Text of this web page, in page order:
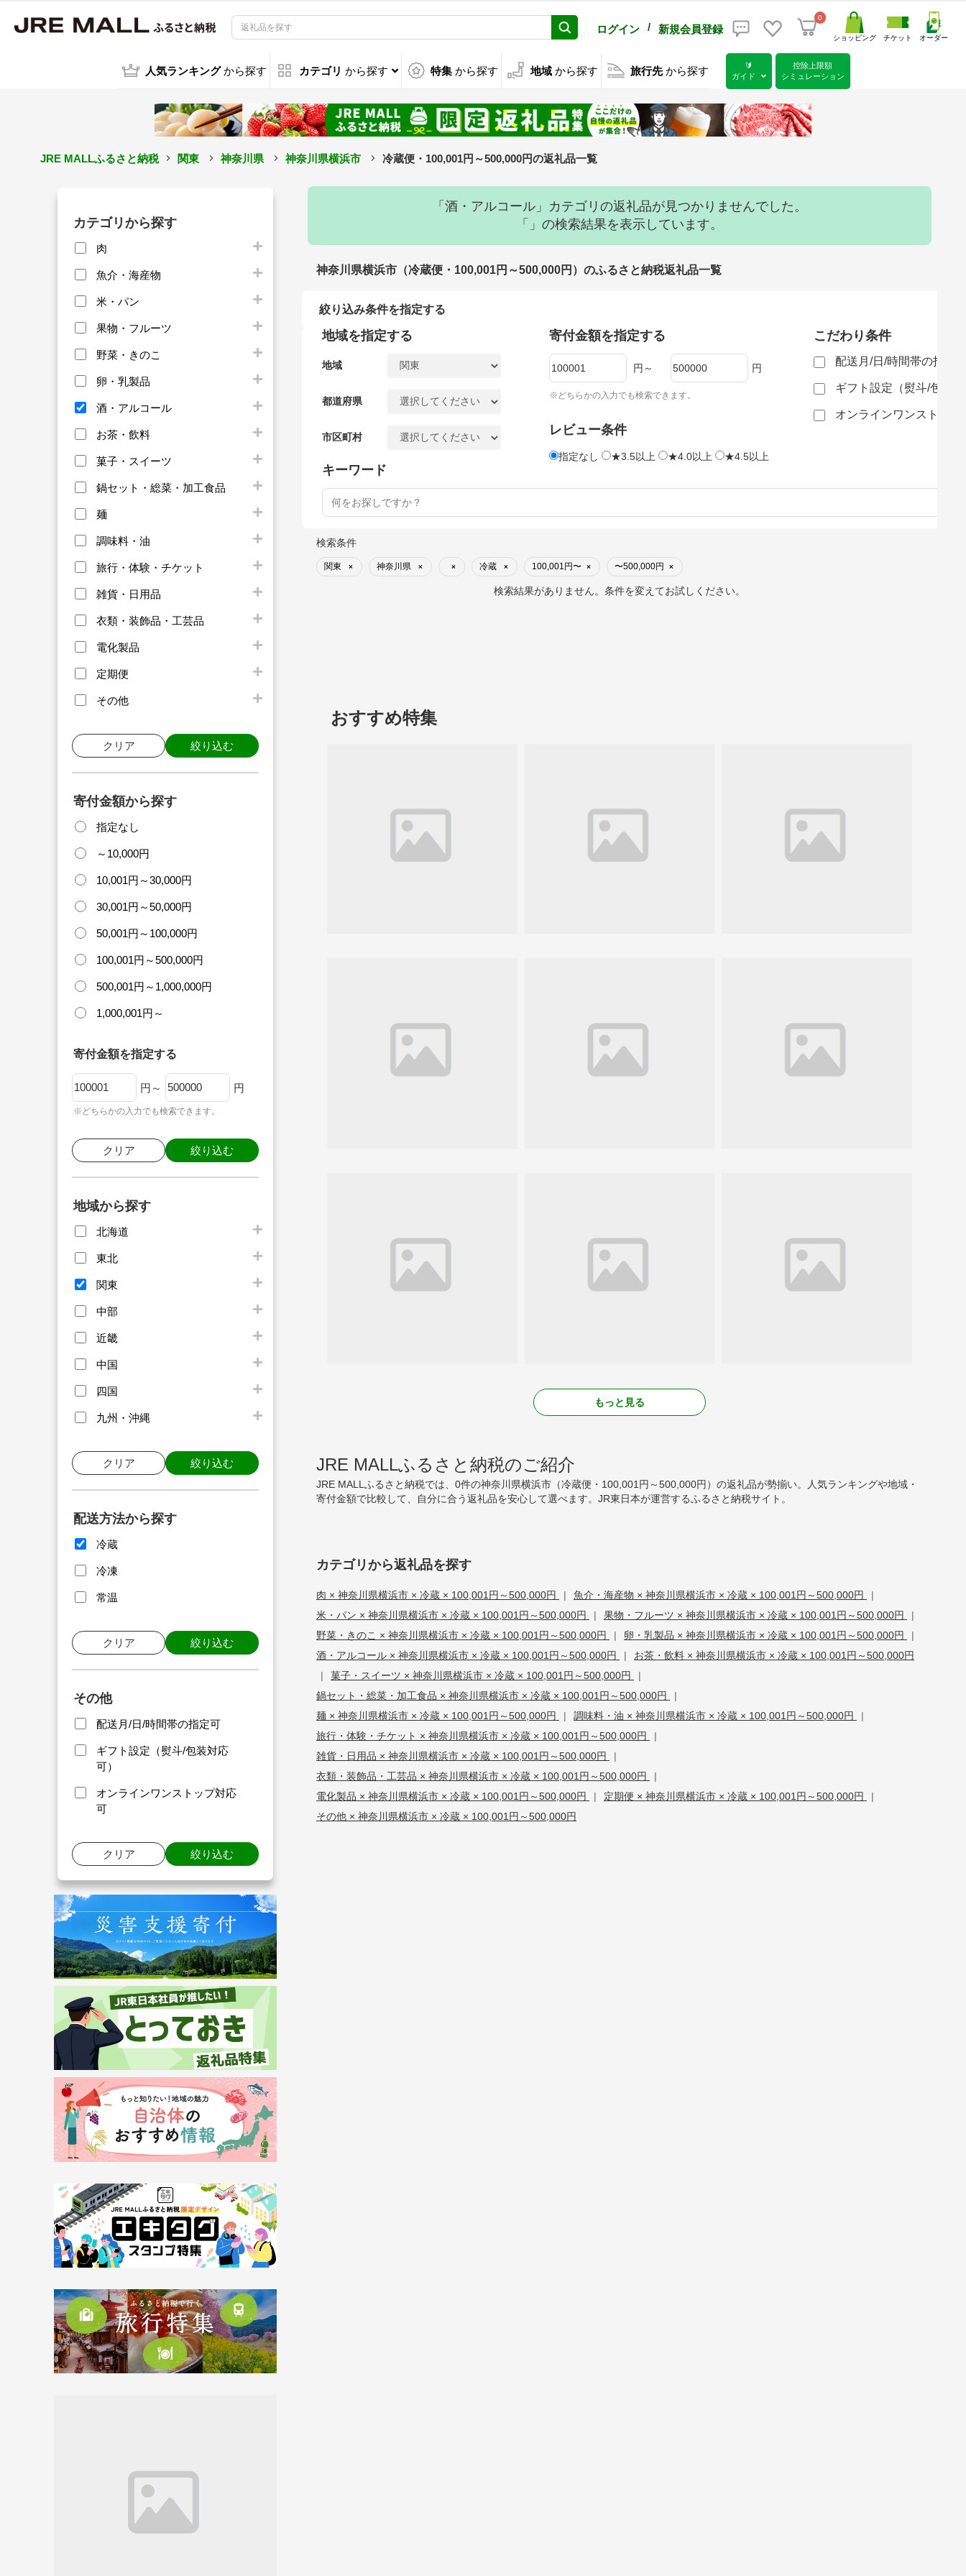
ログイン / 新規会員登録
0
ショッピング チケット オーダー
人気ランキング から探す カテゴリ から探す 特集 から探す 地域 から探す 旅行先 から探す
🔰
ガイド
控除上限額
シミュレーション
JRE MALLふるさと納税 関東 神奈川県 神奈川県横浜市 冷蔵便・100,001円～500,000円の返礼品一覧
カテゴリから探す
肉
魚介・海産物
米・パン
果物・フルーツ
野菜・きのこ
卵・乳製品
酒・アルコール
お茶・飲料
菓子・スイーツ
鍋セット・総菜・加工食品
麺
調味料・油
旅行・体験・チケット
雑貨・日用品
衣類・装飾品・工芸品
電化製品
定期便
その他
クリア 絞り込む
寄付金額から探す
指定なし
～10,000円
10,001円～30,000円
30,001円～50,000円
50,001円～100,000円
100,001円～500,000円
500,001円～1,000,000円
1,000,001円～
寄付金額を指定する
円～ 円
※どちらかの入力でも検索できます。
クリア 絞り込む
地域から探す
北海道
東北
関東
中部
近畿
中国
四国
九州・沖縄
クリア 絞り込む
配送方法から探す
冷蔵
冷凍
常温
クリア 絞り込む
その他
配送月/日/時間帯の指定可
ギフト設定（熨斗/包装対応
可）
オンラインワンストップ対応
可
クリア 絞り込む
「酒・アルコール」カテゴリの返礼品が見つかりませんでした。
「」の検索結果を表示しています。
神奈川県横浜市（冷蔵便・100,001円～500,000円）のふるさと納税返礼品一覧
絞り込み条件を指定する
地域を指定する
地域
都道府県
市区町村
寄付金額を指定する
円～ 円
※どちらかの入力でも検索できます。
レビュー条件
指定なし ★3.5以上 ★4.0以上 ★4.5以上
こだわり条件
配送月/日/時間帯の指定
ギフト設定（熨斗/包装
オンラインワンストップ
キーワード
検索条件
関東 × 神奈川県 × × 冷蔵 × 100,001円〜 × 〜500,000円 ×
検索結果がありません。条件を変えてお試しください。
おすすめ特集
もっと見る
JRE MALLふるさと納税のご紹介
JRE MALLふるさと納税では、0件の神奈川県横浜市（冷蔵便・100,001円～500,000円）の返礼品が勢揃い。人気ランキングや地域・
寄付金額で比較して、自分に合う返礼品を安心して選べます。JR東日本が運営するふるさと納税サイト。
カテゴリから返礼品を探す
肉 × 神奈川県横浜市 × 冷蔵 × 100,001円～500,000円 | 魚介・海産物 × 神奈川県横浜市 × 冷蔵 × 100,001円～500,000円
|
米・パン × 神奈川県横浜市 × 冷蔵 × 100,001円～500,000円
| 果物・フルーツ × 神奈川県横浜市 × 冷蔵 × 100,001円～500,000円
|
野菜・きのこ × 神奈川県横浜市 × 冷蔵 × 100,001円～500,000円
| 卵・乳製品 × 神奈川県横浜市 × 冷蔵 × 100,001円～500,000円
|
酒・アルコール × 神奈川県横浜市 × 冷蔵 × 100,001円～500,000円
|
お茶・飲料 × 神奈川県横浜市 × 冷蔵 × 100,001円～500,000円
|
菓子・スイーツ × 神奈川県横浜市 × 冷蔵 × 100,001円～500,000円
|
鍋セット・総菜・加工食品 × 神奈川県横浜市 × 冷蔵 × 100,001円～500,000円
|
麺 × 神奈川県横浜市 × 冷蔵 × 100,001円～500,000円
| 調味料・油 × 神奈川県横浜市 × 冷蔵 × 100,001円～500,000円
|
旅行・体験・チケット × 神奈川県横浜市 × 冷蔵 × 100,001円～500,000円
|
雑貨・日用品 × 神奈川県横浜市 × 冷蔵 × 100,001円～500,000円
|
衣類・装飾品・工芸品 × 神奈川県横浜市 × 冷蔵 × 100,001円～500,000円
|
電化製品 × 神奈川県横浜市 × 冷蔵 × 100,001円～500,000円
| 定期便 × 神奈川県横浜市 × 冷蔵 × 100,001円～500,000円
|
その他 × 神奈川県横浜市 × 冷蔵 × 100,001円～500,000円